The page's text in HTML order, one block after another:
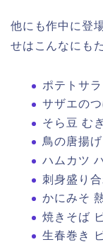
他にも作中に登
せはこんなにも
ポテトサ
サザエの
そら豆 む
鳥の唐揚
ハムカツ
刺身盛り
かにみそ
焼きそば
生春巻き